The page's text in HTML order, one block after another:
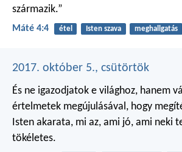
származik.”
Máté 4:4 étel Isten szava meghallgatás
2017. október 5., csütörtök
És ne igazodjatok e világhoz, hanem
értelmetek megújulásával, hogy
Isten akarata, mi az, ami jó, ami neki
tökéletes.